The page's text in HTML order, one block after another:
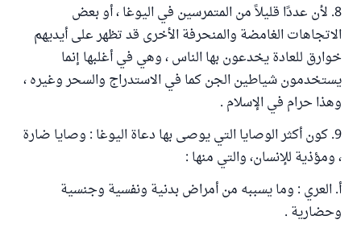
8. لأن عددًا قليلاً من المتمرسين في اليوغا ، أو بعض
الاتجاهات الغامضة والمنحرفة الأخرى قد تظهر على أيديهم
خوارق للعادة يخدعون بها الناس ، وهي في أغلبها إنما
يستخدمون شياطين الجن كما في الاستدراج والسحر وغيره ،
وهذا حرام في الإسلام .
9. كون أكثر الوصايا التي يوصى بها دعاة اليوغا : وصايا ضارة
، ومؤذية للإنسان، والتي منها :
أ. العري : وما يسببه من أمراض بدنية ونفسية وجنسية
وحضارية .